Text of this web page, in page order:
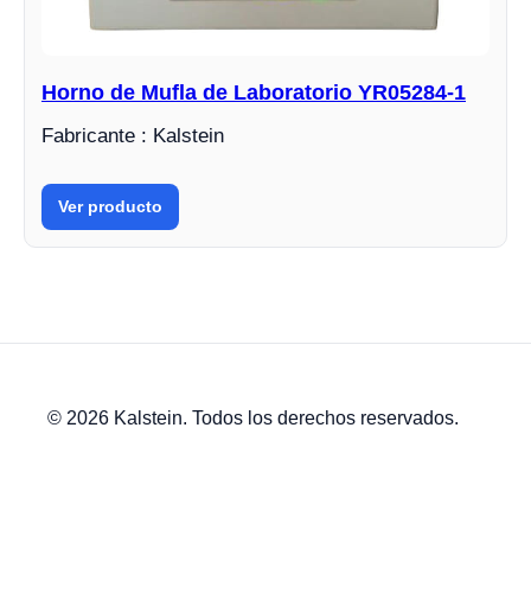
Horno de Mufla de Laboratorio YR05284-1
Fabricante : Kalstein
Ver producto
© 2026 Kalstein. Todos los derechos reservados.